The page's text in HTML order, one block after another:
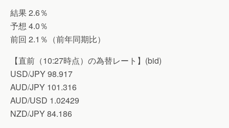
結果 2.6％
予想 4.0％
前回 2.1％（前年同期比）
【直前（10:27時点）の為替レート】(bid)
USD/JPY 98.917
AUD/JPY 101.316
AUD/USD 1.02429
NZD/JPY 84.186